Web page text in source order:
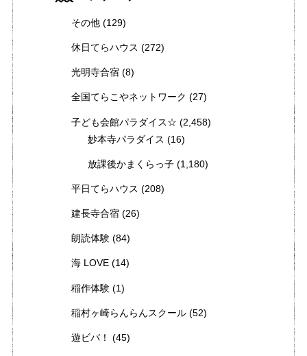
その他(129)
休日てらハウス (272)
光明寺合宿(8)
全国てらこやネットワーク (27)
子ども会館パラダイス☆ (2,458)
妙本寺パラダイス (16)
放課後かまくらっ子(1,180)
平日てらハウス (208)
建長寺合宿(26)
朗読体験(84)
海 LOVE(14)
稲作体験(1)
稲村ヶ崎らんらんスクール(52)
遊ビバ！ (45)